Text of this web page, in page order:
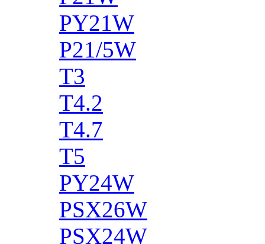
PY21W
P21/5W
T3
T4.2
T4.7
T5
PY24W
PSX26W
PSX24W